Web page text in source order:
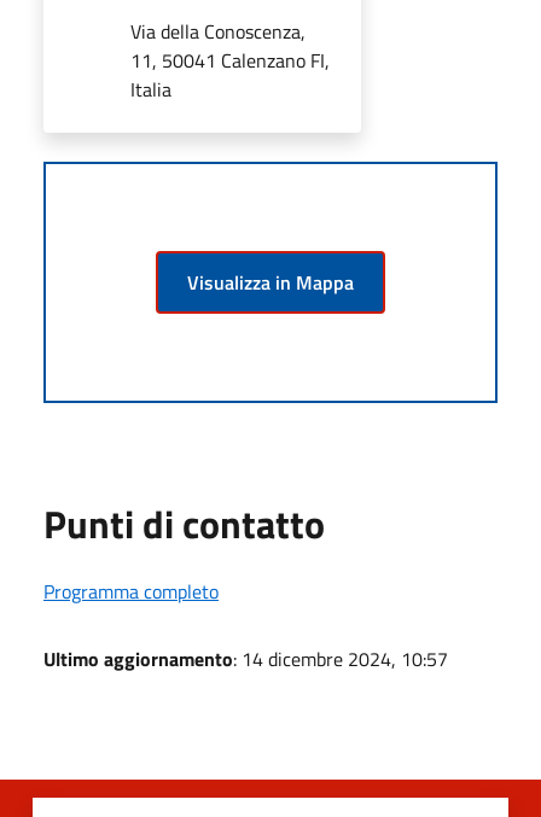
Via della Conoscenza,
11, 50041 Calenzano FI,
Italia
Visualizza in Mappa
Punti di contatto
Programma completo
Ultimo aggiornamento: 14 dicembre 2024, 10:57